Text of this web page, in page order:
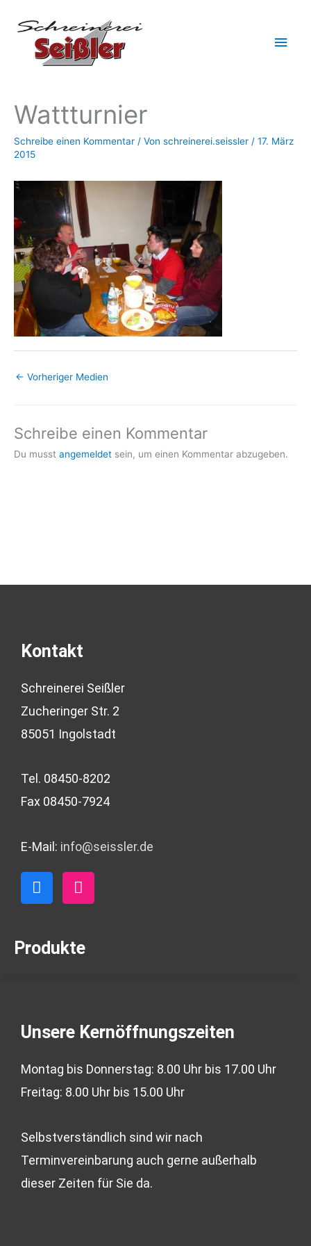
Inhalt
springen
Wattturnier
Schreibe einen Kommentar / Von schreinerei.seissler / 17. März
2015
← Vorheriger Medien
Schreibe einen Kommentar
Du musst angemeldet sein, um einen Kommentar abzugeben.
Kontakt
Schreinerei Seißler
Zucheringer Str. 2
85051 Ingolstadt
Tel. 08450-8202
Fax 08450-7924
E-Mail: info@seissler.de
F
a
c
b
o
I
n
s
a
g
Produkte
Unsere Kernöffnungszeiten
Montag bis Donnerstag: 8.00 Uhr bis 17.00 Uhr
Freitag: 8.00 Uhr bis 15.00 Uhr
Selbstverständlich sind wir nach
Terminvereinbarung auch gerne außerhalb
dieser Zeiten für Sie da.